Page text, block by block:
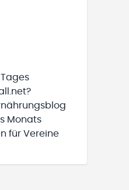
Monats
für Vereine